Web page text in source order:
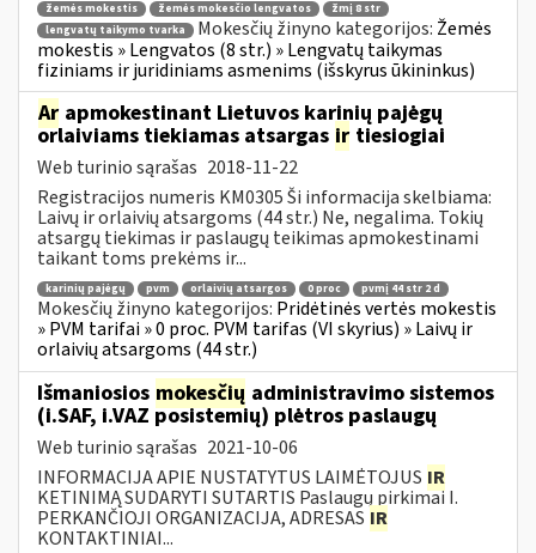
žemės mokestis žemės mokesčio lengvatos
žmį 8 str
lengvatų taikymo tvarka
Mokesčių žinyno kategorijos: Žemės
mokestis » Lengvatos (8 str.) » Lengvatų taikymas
fiziniams ir juridiniams asmenims (išskyrus ūkininkus)
Ar apmokestinant Lietuvos karinių pajėgų
orlaiviams tiekiamas atsargas ir tiesiogiai
Web turinio sąrašas 2018-11-22
Registracijos numeris KM0305 Ši informacija skelbiama:
Laivų ir orlaivių atsargoms (44 str.) Ne, negalima. Tokių
atsargų tiekimas ir paslaugų teikimas apmokestinami
taikant toms prekėms ir...
karinių pajėgų pvm orlaivių atsargos 0 proc pvmį 44 str 2 d
Mokesčių žinyno kategorijos: Pridėtinės vertės mokestis
» PVM tarifai » 0 proc. PVM tarifas (VI skyrius) » Laivų ir
orlaivių atsargoms (44 str.)
Išmaniosios mokesčių administravimo sistemos
(i.SAF, i.VAZ posistemių) plėtros paslaugų
Web turinio sąrašas 2021-10-06
INFORMACIJA APIE NUSTATYTUS LAIMĖTOJUS IR
KETINIMĄ SUDARYTI SUTARTIS Paslaugų pirkimai I.
PERKANČIOJI ORGANIZACIJA, ADRESAS IR
KONTAKTINIAI...